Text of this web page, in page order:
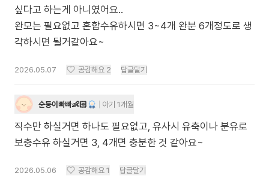
싶다고 하는게 아니였어요..
완모는 필요없고 혼합수유하시면 3~4개 완분 6개정도로 생
각하시면 될거같아요~
2026.05.07 공감해요 2 답글달기
순둥이빠빠👶🏻 아기 1개월
직수만 하실거면 하나도 필요없고, 유사시 유축이나 분유로
보충수유 하실거면 3, 4개면 충분한 것 같아요~
2026.05.06 공감해요 1 답글달기